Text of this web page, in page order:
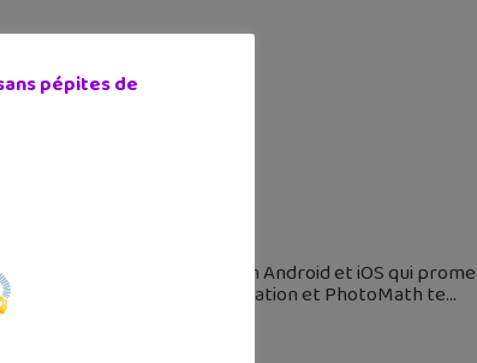
des équations
est une application Android et iOS qui
prendre une photo de l'équation et PhotoMath te
pépites de